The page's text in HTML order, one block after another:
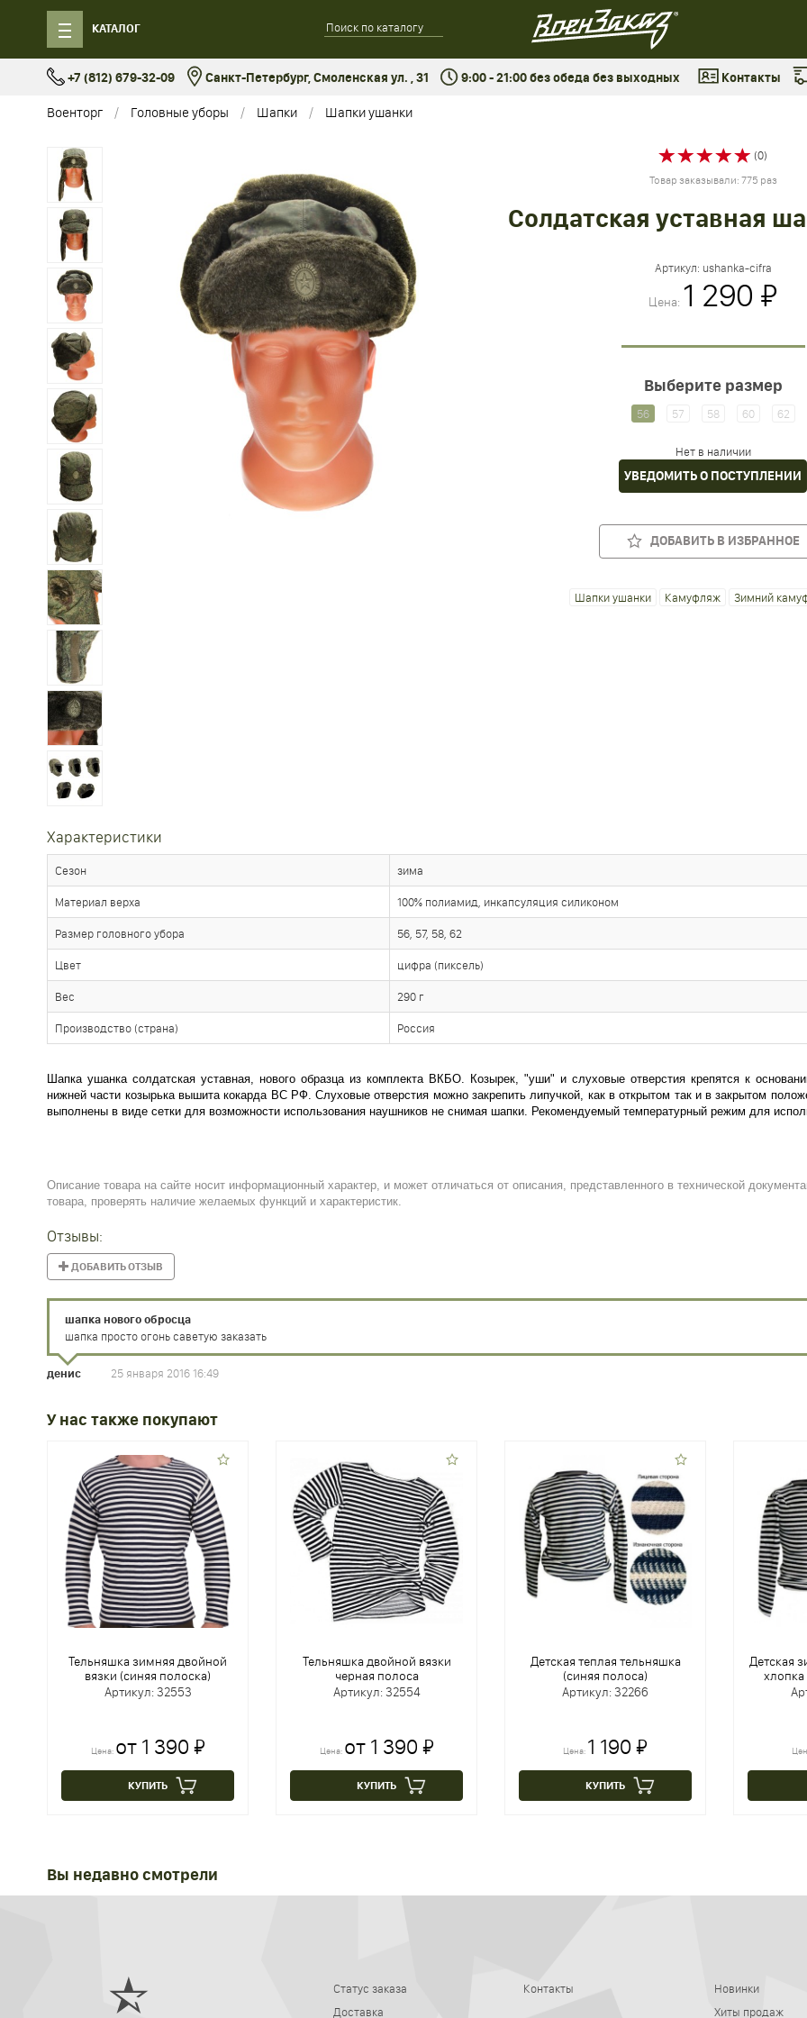
КАТАЛОГ
+7 (812) 679-32-09 Санкт-Петербург, Смоленская ул. , 31 9:00 - 21:00 без обеда без выходных Контакты
Военторг Головные уборы Шапки Шапки ушанки
(0)
Товар заказывали: 775 раз
Солдатская уставная
Артикул: ushanka-cifra
Цена: 1 290 ₽
Выберите размер
56 57 58 60 62
Нет в наличии
УВЕДОМИТЬ О ПОСТУПЛЕНИИ
ДОБАВИТЬ В ИЗБРАННОЕ
Шапки ушанки Камуфляж Зимний
Характеристики
Сезон зима
Материал верха 100% полиамид, инкапсуляция силиконом
Размер головного убора 56, 57, 58, 62
Цвет цифра (пиксель)
Вес 290 г
Производство (страна) Россия
Шапка ушанка солдатская уставная, нового образца из комплекта ВКБО. Козырек, "уши" и слуховые отверстия крепятся к
нижней части козырька вышита кокарда ВС РФ. Слуховые отверстия можно закрепить липучкой, как в открытом так и в закрытом
выполнены в виде сетки для возможности использования наушников не снимая шапки. Рекомендуемый температурный режим для
Описание товара на сайте носит информационный характер, и может отличаться от описания, представленного в технической
товара, проверять наличие желаемых функций и характеристик.
Отзывы:
ДОБАВИТЬ ОТЗЫВ
шапка нового обросца
шапка просто огонь саветую заказать
денис 25 января 2016 16:49
У нас также покупают
Тельняшка зимняя двойной
вязки (синяя полоска)
Артикул: 32553
Цена: от 1 390 ₽
КУПИТЬ
Тельняшка двойной вязки
черная полоса
Артикул: 32554
Цена: от 1 390 ₽
КУПИТЬ
Детская теплая тельняшка
(синяя полоса)
Артикул: 32266
Цена: 1 190 ₽
КУПИТЬ
Детская
хлопка
Вы недавно смотрели
Статус заказа
Доставка
Контакты
Новинки
Хиты продаж